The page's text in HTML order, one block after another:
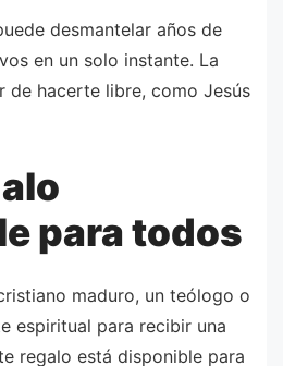
desmantelar años de
en un solo instante. La
de hacerte libre, como Jesús
para todos
maduro, un teólogo o
espiritual para recibir una
regalo está disponible para